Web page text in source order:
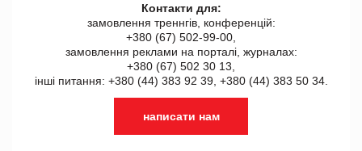
Контакти для:
замовлення треннгів, конференцій:
+380 (67) 502-99-00,
замовлення реклами на порталі, журналах:
+380 (67) 502 30 13,
інші питання: +380 (44) 383 92 39, +380 (44) 383 50 34.
написати нам